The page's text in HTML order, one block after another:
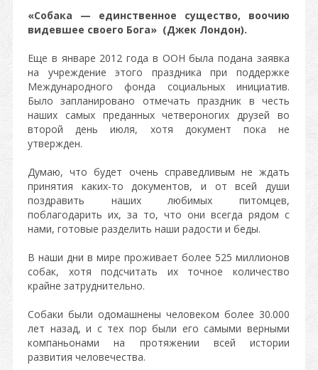
«Собака — единственное существо, воочию
видевшее своего Бога» (Джек Лондон).
Еще в январе 2012 года в ООН была подана заявка
на учреждение этого праздника при поддержке
Международного фонда социальных инициатив.
Было запланировано отмечать праздник в честь
наших самых преданных четвероногих друзей во
второй день июля, хотя документ пока не
утвержден.
Думаю, что будет очень справедливым не ждать
принятия каких-то документов, и от всей души
поздравить наших любимых питомцев,
поблагодарить их, за то, что они всегда рядом с
нами, готовые разделить наши радости и беды.
В наши дни в мире проживает более 525 миллионов
собак, хотя подсчитать их точное количество
крайне затруднительно.
Собаки были одомашнены человеком более 30.000
лет назад, и с тех пор были его самыми верными
компаньонами на протяжении всей истории
развития человечества.